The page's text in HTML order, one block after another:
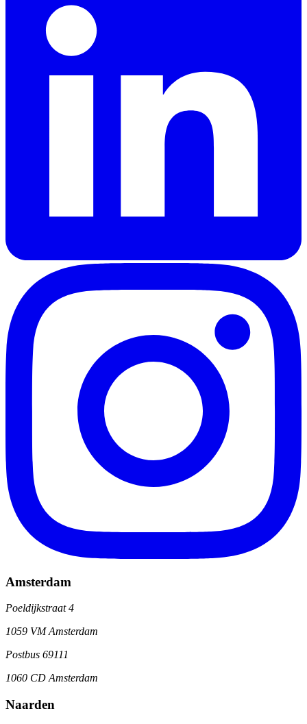
Amsterdam
Poeldijkstraat 4
1059 VM Amsterdam
Postbus 69111
1060 CD Amsterdam
Naarden